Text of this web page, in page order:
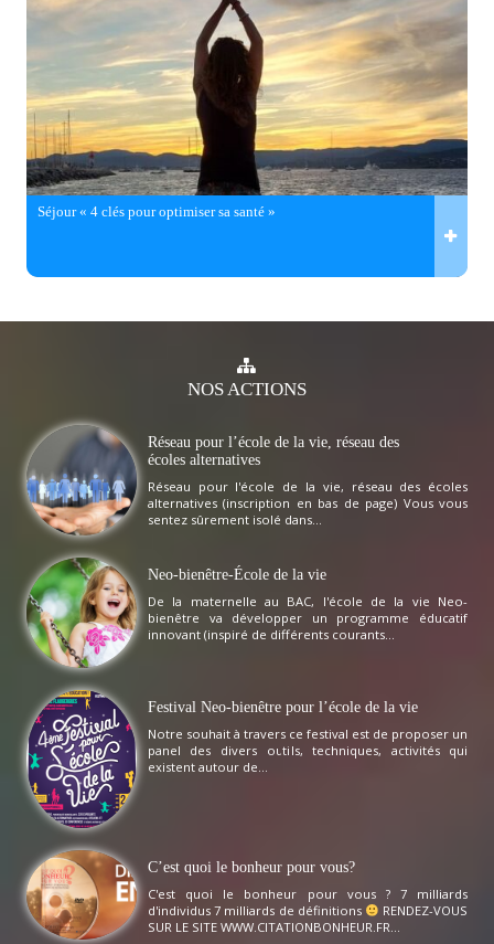
Séjour « 4 clés pour optimiser sa santé »
NOSACTIONS
Réseau pour l’école de la vie, réseau des
écoles alternatives
Réseau pour l'école de la vie, réseau des écoles
alternatives (inscription en bas de page) Vous vous
sentez sûrement isolé dans...
Neo-bienêtre-École de la vie
De la maternelle au BAC, l'école de la vie Neo-
bienêtre va développer un programme éducatif
innovant (inspiré de différents courants...
Festival Neo-bienêtre pour l’école de la vie
Notre souhait à travers ce festival est de proposer un
panel des divers outils, techniques, activités qui
existent autour de...
C’est quoi le bonheur pour vous?
C'est quoi le bonheur pour vous ? 7 milliards
d'individus 7 milliards de définitions
RENDEZ-VOUS
SUR LE SITE WWW.CITATIONBONHEUR.FR...